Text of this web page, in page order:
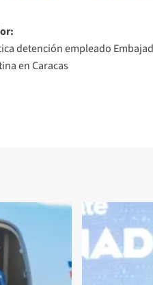
detención empleado
en Caracas